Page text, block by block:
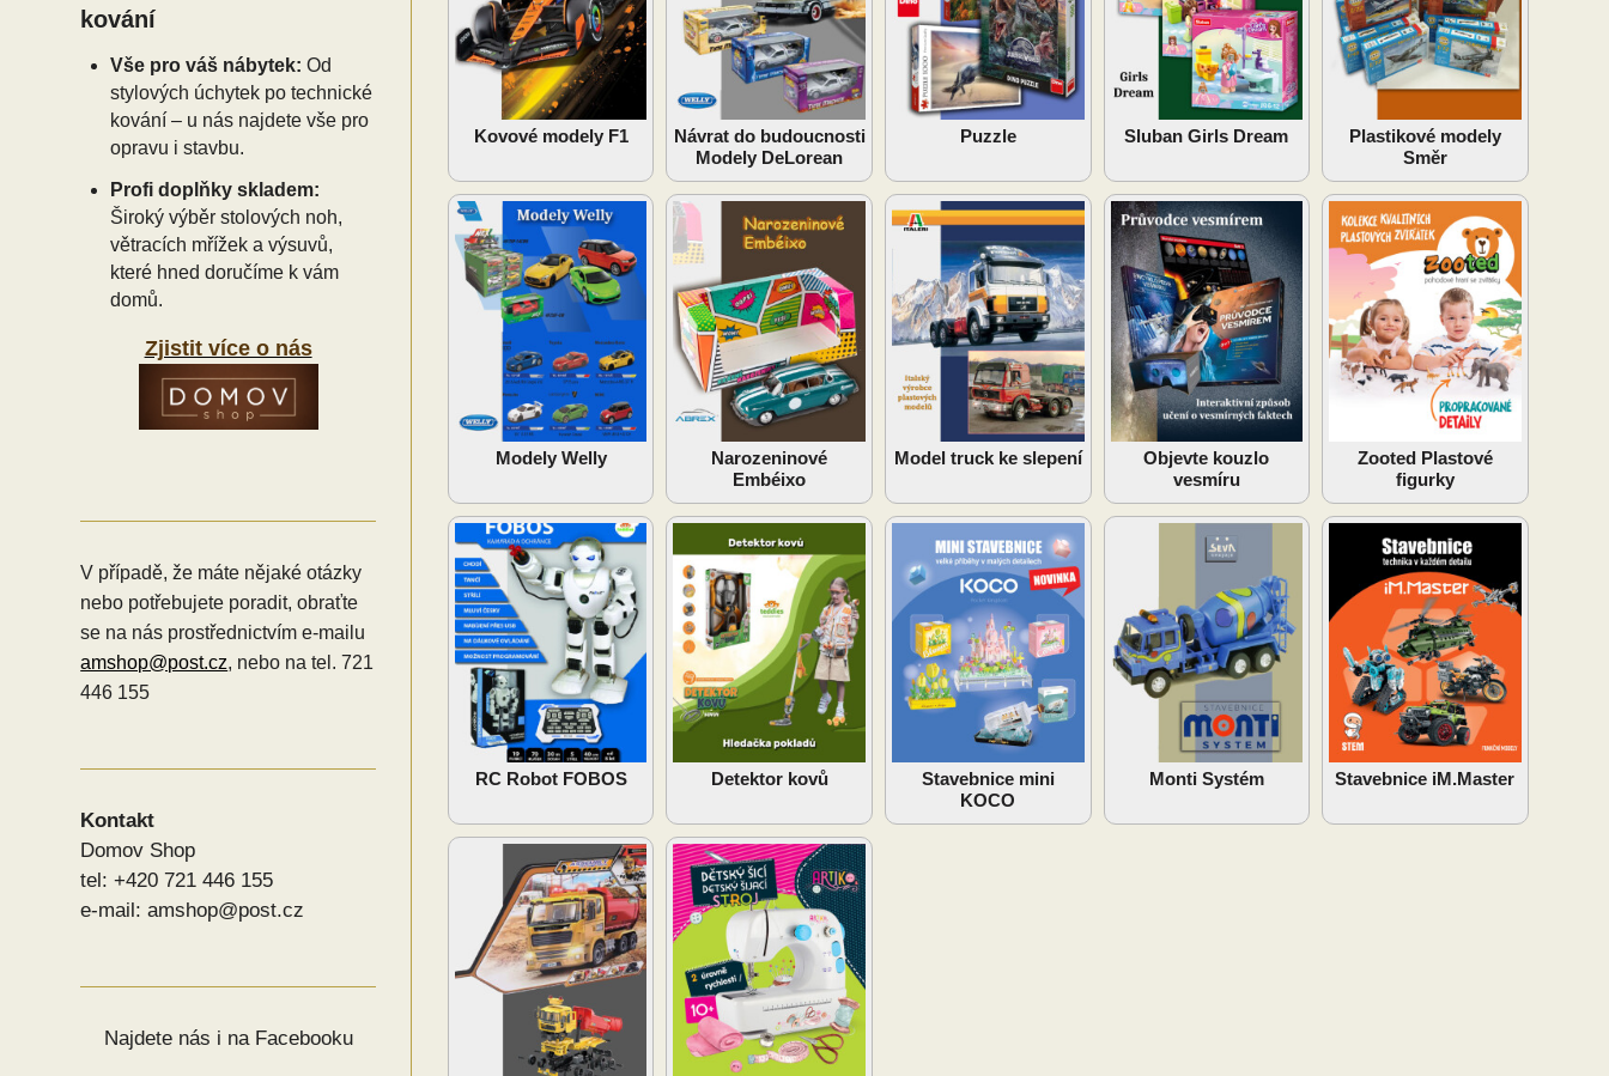
kování
Vše pro váš nábytek: Od
stylových úchytek po technické
kování – u nás najdete vše pro
opravu i stavbu.
Profi doplňky skladem:
Široký výběr stolových noh,
větracích mřížek a výsuvů,
které hned doručíme k vám
domů.
Zjistit více o nás
V případě, že máte nějaké otázky
nebo potřebujete poradit, obraťte
se na nás prostřednictvím e-mailu
amshop@post.cz, nebo na tel. 721
446 155
Kontakt
Domov Shop
tel: +420 721 446 155
e-mail: amshop@post.cz
Najdete nás i na Facebooku
Kovové modely F1
Návrat do budoucnosti
Modely DeLorean
Puzzle Sluban Girls Dream
Plastikové modely
Směr
Modely Welly
Narozeninové
Embéixo
Model truck ke slepení
Objevte kouzlo
vesmíru
Zooted Plastové
figurky
RC Robot FOBOS Detektor kovů
Stavebnice mini
KOCO
Monti Systém Stavebnice iM.Master